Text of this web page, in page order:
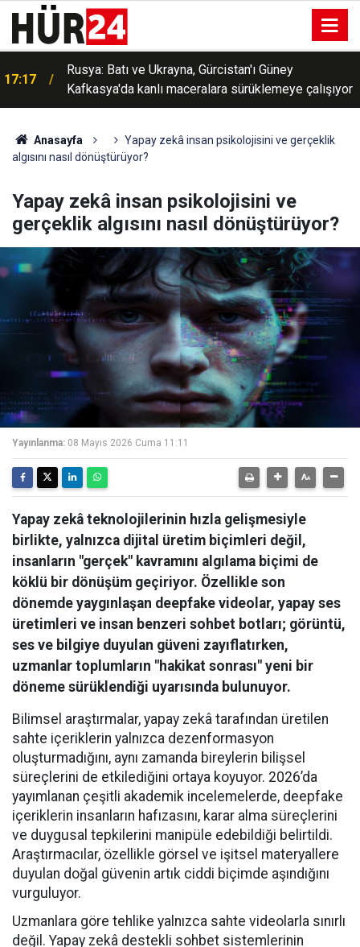
17:17
Rusya: Batı ve Ukrayna, Gürcistan'ı Güney
Kafkasya'da kanlı maceralara sürüklemeye çalışıyor
Anasayfa
Yapay zekâ insan psikolojisini ve gerçeklik
algısını nasıl dönüştürüyor?
Yapay zekâ insan psikolojisini ve
gerçeklik algısını nasıl dönüştürüyor?
Yayınlanma: 08 Mayıs 2026 Cuma 11:11
Yapay zekâ teknolojilerinin hızla gelişmesiyle
birlikte, yalnızca dijital üretim biçimleri değil,
insanların "gerçek" kavramını algılama biçimi de
köklü bir dönüşüm geçiriyor. Özellikle son
dönemde yaygınlaşan deepfake videolar, yapay ses
üretimleri ve insan benzeri sohbet botları; görüntü,
ses ve bilgiye duyulan güveni zayıflatırken,
uzmanlar toplumların "hakikat sonrası" yeni bir
döneme sürüklendiği uyarısında bulunuyor.
Bilimsel araştırmalar, yapay zekâ tarafından üretilen
sahte içeriklerin yalnızca dezenformasyon
oluşturmadığını, aynı zamanda bireylerin bilişsel
süreçlerini de etkilediğini ortaya koyuyor. 2026’da
yayımlanan çeşitli akademik incelemelerde, deepfake
içeriklerin insanların hafızasını, karar alma süreçlerini
ve duygusal tepkilerini manipüle edebildiği belirtildi.
Araştırmacılar, özellikle görsel ve işitsel materyallere
duyulan doğal güvenin artık ciddi biçimde aşındığını
vurguluyor.
Uzmanlara göre tehlike yalnızca sahte videolarla sınırlı
değil. Yapay zekâ destekli sohbet sistemlerinin